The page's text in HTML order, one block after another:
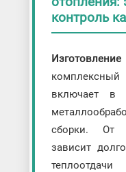
контроль
включает в
сборки. От
зависит